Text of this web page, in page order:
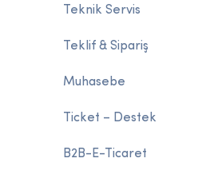
Teknik Servis
Teklif & Sipariş
Muhasebe
Ticket – Destek
B2B-E-Ticaret